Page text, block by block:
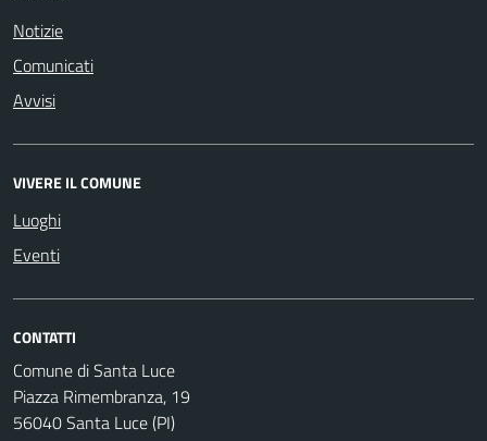
Notizie
Comunicati
Avvisi
VIVERE IL COMUNE
Luoghi
Eventi
CONTATTI
Comune di Santa Luce
Piazza Rimembranza, 19
56040 Santa Luce (PI)